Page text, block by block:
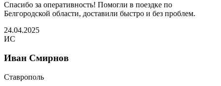
Спасибо за оперативность! Помогли в поездке по
Белгородской области, доставили быстро и без проблем.
24.04.2025
ИС
Иван Смирнов
Ставрополь